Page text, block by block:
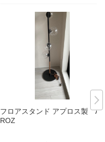
フロアスタンド アプロス製 AP
ROZ